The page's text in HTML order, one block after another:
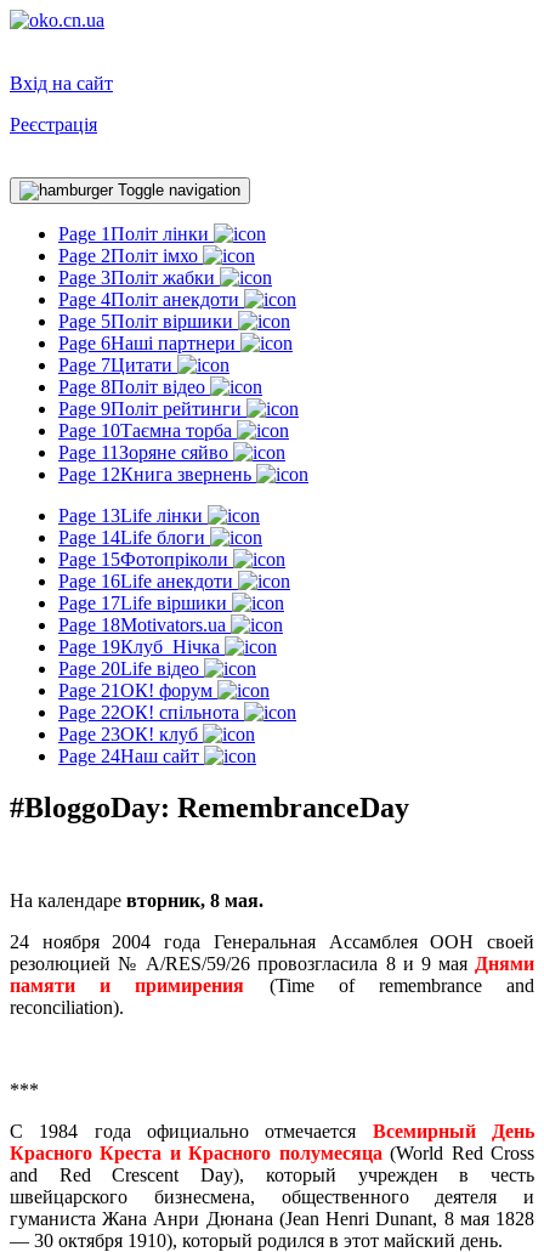
Вхід на сайт
Реєстрація
Toggle navigation
Page 1Політ лінки
Page 2Політ імхо
Page 3Політ жабки
Page 4Політ анекдоти
Page 5Політ віршики
Page 6Наші партнери
Page 7Цитати
Page 8Політ відео
Page 9Політ рейтинги
Page 10Таємна торба
Page 11Зоряне сяйво
Page 12Книга звернень
Page 13Life лінки
Page 14Life блоги
Page 15Фотопріколи
Page 16Life анекдоти
Page 17Life віршики
Page 18Motivators.ua
Page 19Клуб_Нічка
Page 20Life відео
Page 21ОК! форум
Page 22ОК! спільнота
Page 23ОК! клуб
Page 24Наш сайт
#BloggoDay: RemembranceDay
На календаре вторник, 8 мая.
24 ноября 2004 года Генеральная Ассамблея ООН своей
резолюцией № A/RES/59/26 провозгласила 8 и 9 мая Днями
памяти и примирения (Time of remembrance and
reconciliation).
***
С 1984 года официально отмечается Всемирный День
Красного Креста и Красного полумесяца (World Red Cross
and Red Crescent Day), который учрежден в честь
швейцарского бизнесмена, общественного деятеля и
гуманиста Жана Анри Дюнана (Jean Henri Dunant, 8 мая 1828
— 30 октября 1910), который родился в этот майский день.